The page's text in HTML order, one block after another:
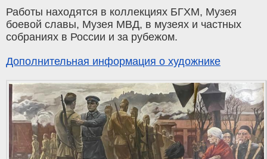
Работы находятся в коллекциях БГХМ, Музея
боевой славы, Музея МВД, в музеях и частных
собраниях в России и за рубежом.
Дополнительная информация о художнике